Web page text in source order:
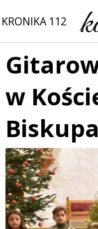
KRONIKA 112
w